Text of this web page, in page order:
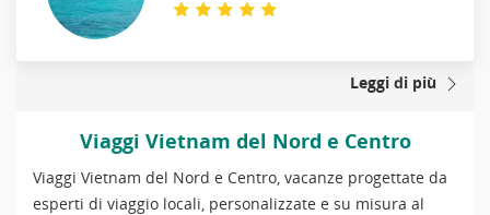
Leggi di più
Viaggi Vietnam del Nord e Centro
Viaggi Vietnam del Nord e Centro, vacanze progettate da
esperti di viaggio locali, personalizzate e su misura al